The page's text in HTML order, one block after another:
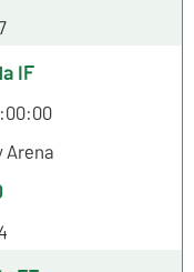
IF
Arena